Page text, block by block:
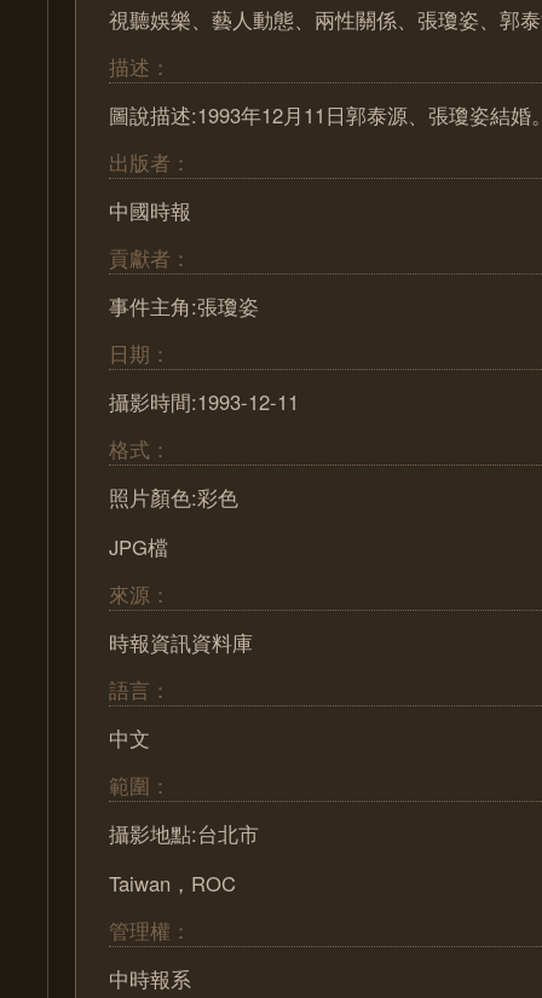
視聽娛樂、藝人動態、兩性關係、張瓊姿、郭
描述：
圖說描述:1993年12月11日郭泰源、張瓊姿結婚
出版者：
中國時報
貢獻者：
事件主角:張瓊姿
日期：
攝影時間:1993-12-11
格式：
照片顏色:彩色
JPG檔
來源：
時報資訊資料庫
語言：
中文
範圍：
攝影地點:台北市
Taiwan，ROC
管理權：
中時報系